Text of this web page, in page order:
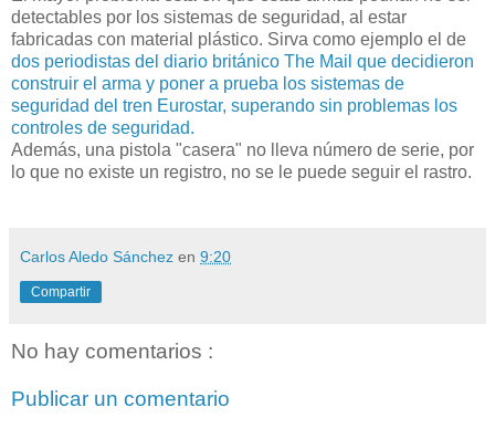
detectables por los sistemas de seguridad, al estar
fabricadas con material plástico. Sirva como ejemplo el de
dos periodistas del diario británico The Mail que decidieron
construir el arma y poner a prueba los sistemas de
seguridad del tren Eurostar, superando sin problemas los
controles de seguridad.
Además, una pistola "casera" no lleva número de serie, por
lo que no existe un registro, no se le puede seguir el rastro.
Carlos Aledo Sánchez en 9:20
Compartir
No hay comentarios :
Publicar un comentario